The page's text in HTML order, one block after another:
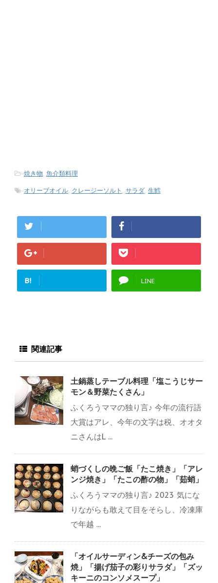
-焼き物, 魚介類料理
-オリーブオイル, クレージーソルト , サラダ, 生鱈
B! LINE
関連記事
土鍋蒸しテーブル料理「塩こうじサー
モン＆野菜たくさん」
ふくろうママの独り言♪ 今年の流行語
大賞はアレ、今年の文字は税、オオタ
ニさんはL ...
蛸づくしの晩ご飯「たこ焼き」「アレ
ンジ焼き」「たこの酢の物」「茹蛸」
ふくろうママの独り言♪ 2023 気にな
りながらも敢えて目をそらし、冷凍庫
で年越 ...
「オイルサーディン&チーズの包み
焼」「揚げ茄子の彩りサラダ」「ズッ
キーニのコンソメスープ」